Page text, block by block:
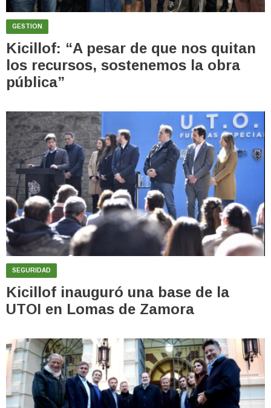
GESTION
Kicillof: “A pesar de que nos quitan
los recursos, sostenemos la obra
pública”
SEGURIDAD
Kicillof inauguró una base de la
UTOI en Lomas de Zamora